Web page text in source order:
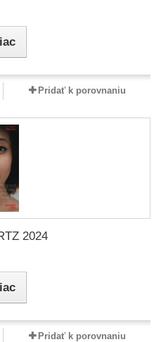
Pridať k porovnaniu
2024
Pridať k porovnaniu